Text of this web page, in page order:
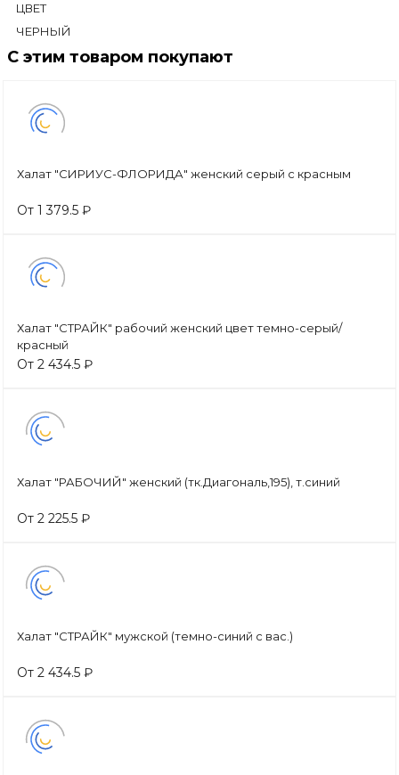
ЦВЕТ
ЧЕРНЫЙ
С этим товаром покупают
Халат "СИРИУС-ФЛОРИДА" женский серый с красным
От 1 379.5 ₽
Халат "СТРАЙК" рабочий женский цвет темно-серый/
красный
От 2 434.5 ₽
Халат "РАБОЧИЙ" женский (тк.Диагональ,195), т.синий
От 2 225.5 ₽
Халат "СТРАЙК" мужской (темно-синий с вас.)
От 2 434.5 ₽